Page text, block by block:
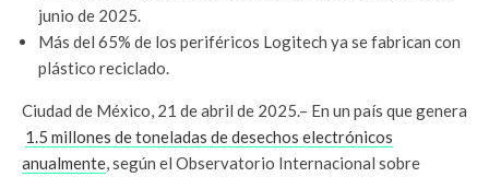
junio de 2025.
Más del 65% de los periféricos Logitech ya se fabrican con
plástico reciclado.
Ciudad de México, 21 de abril de 2025.– En un país que genera
1.5 millones de toneladas de desechos electrónicos
anualmente , según el Observatorio Internacional sobre